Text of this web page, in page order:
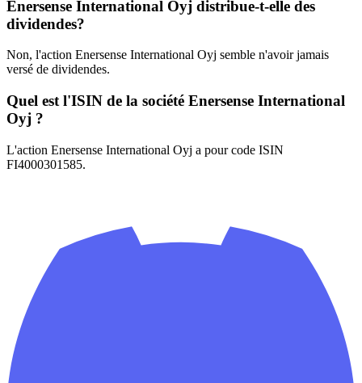
Enersense International Oyj distribue-t-elle des
dividendes?
Non, l'action Enersense International Oyj semble n'avoir jamais
versé de dividendes.
Quel est l'ISIN de la société Enersense International
Oyj ?
L'action Enersense International Oyj a pour code ISIN
FI4000301585.